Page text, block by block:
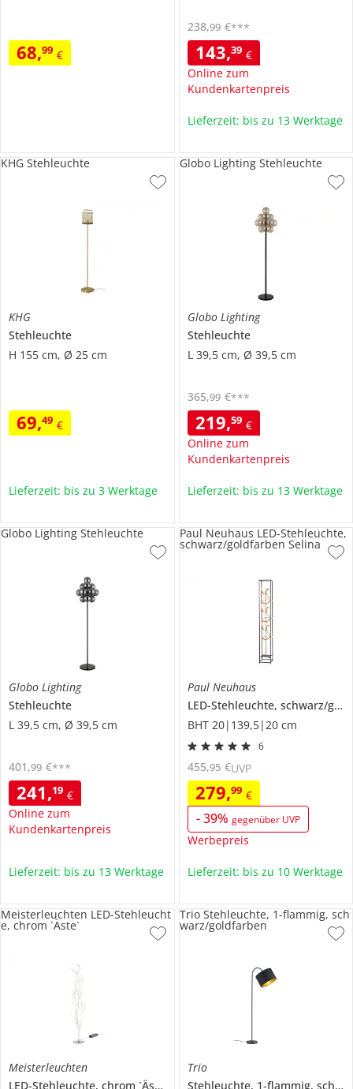
68,99 € 143,39 €
Online zum
Kundenkartenpreis
238,99 €***
Lieferzeit: bis zu 13 Werktage
KHG
Stehleuchte
H 155 cm, Ø 25 cm
69,49 €
KHG Stehleuchte
Lieferzeit: bis zu 3 Werktage
Globo Lighting
Stehleuchte
L 39,5 cm, Ø 39,5 cm
219,59 €
Online zum
Kundenkartenpreis
365,99 €***
Globo Lighting Stehleuchte
Lieferzeit: bis zu 13 Werktage
Globo Lighting
Stehleuchte
L 39,5 cm, Ø 39,5 cm
241,19 €
Online zum
Kundenkartenpreis
401 ,99 €***
Globo Lighting Stehleuchte
Lieferzeit: bis zu 13 Werktage
Paul Neuhaus
LED-Stehleuchte, schwarz/goldfarben
BHT 20|139,5|20 cm
6
279,99 €
-39% gegenüber UVP
Werbepreis
455,95 €UVP
Paul Neuhaus LED-Stehleuchte,
schwarz/goldfarben Selina
Lieferzeit: bis zu 10 Werktage
Meisterleuchten
LED-Stehleuchte, chrom `Äste`
Meisterleuchten LED-Stehleucht
e, chrom `Äste`
Trio
Stehleuchte, 1-flammig, schwarz/goldfarben
Trio Stehleuchte, 1-flammig, sch
warz/goldfarben